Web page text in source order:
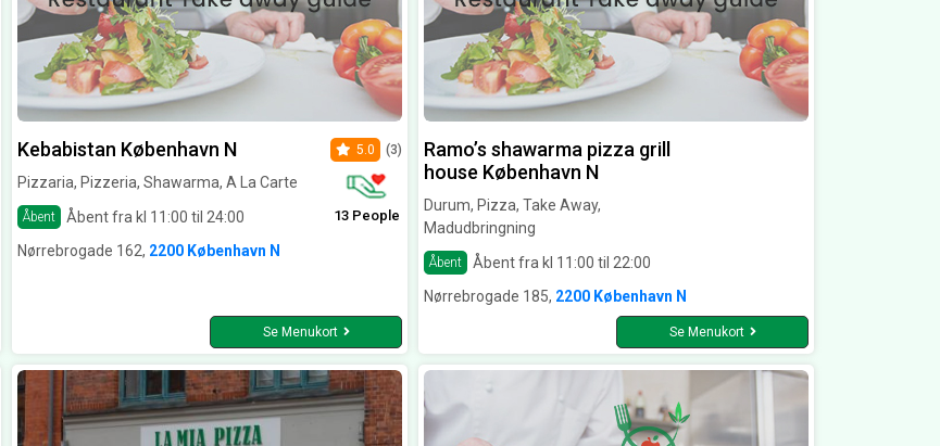
Kebabistan København N
Pizzaria, Pizzeria, Shawarma, A La Carte
Åbent Åbent fra kl 11:00 til 24:00
5.0 (3)
13 People
Nørrebrogade 162, 2200 København N
Se Menukort
Ramo’s shawarma pizza grill
house København N
Durum, Pizza, Take Away,
Madudbringning
Åbent
Åbent fra kl 11:00 til 22:00
Nørrebrogade 185, 2200 København N
Se Menukort